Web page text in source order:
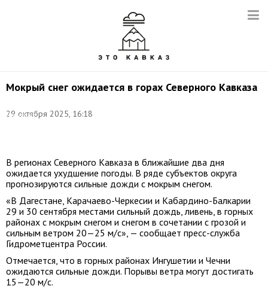
Мокрый снег ожидается в горах Северного Кавказа
29 октября 2025, 16:18
Дмитрий
В регионах Северного Кавказа в ближайшие два дня
ожидается ухудшение погоды. В ряде субъектов округа
прогнозируются сильные дожди с мокрым снегом.
«В Дагестане, Карачаево-Черкесии и Кабардино-Балкарии
29 и 30 сентября местами сильный дождь, ливень, в горных
районах с мокрым снегом и снегом в сочетании с грозой и
сильным ветром 20—25 м/с», — сообщает пресс-служба
Гидрометцентра России.
Отмечается, что в горных районах Ингушетии и Чечни
ожидаются сильные дожди. Порывы ветра могут достигать
15—20 м/с.